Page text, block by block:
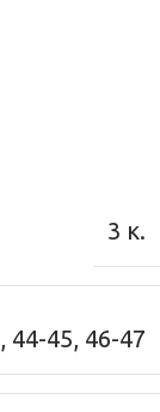
3 κ.
, 44-45, 46-47